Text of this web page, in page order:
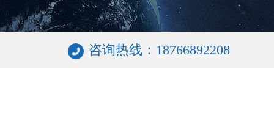
咨询热线：18766892208